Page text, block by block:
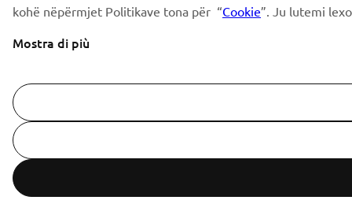
kohë nëpërmjet Politikave tona për “Cookie”. Ju lutemi
Mostra di più